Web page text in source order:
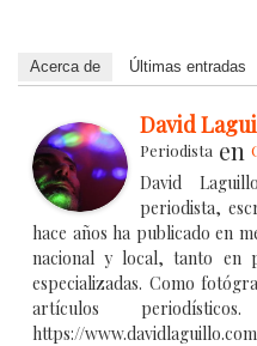
Acerca de Últimas entradas
David
Periodista en
David
periodista,
hace años ha publicado en
nacional y local, tanto en
especializadas. Como
artículos
https://